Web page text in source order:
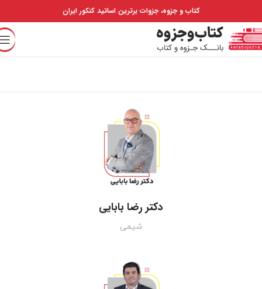
کتاب و جزوه، جزوات برترین اساتید کنکور ایران
دکتر رضا بابایی
شیمی